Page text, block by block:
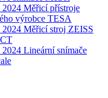
Měřicí přístroje
výrobce TESA
Měřicí stroj ZEISS
Lineární snímače